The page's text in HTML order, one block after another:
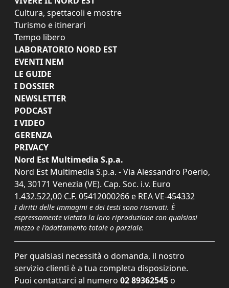
Cultura, spettacoli e mostre
Turismo e itinerari
Tempo libero
LABORATORIO NORD EST
EVENTI NEM
LE GUIDE
I DOSSIER
NEWSLETTER
PODCAST
I VIDEO
GERENZA
PRIVACY
Nord Est Multimedia S.p.a.
Nord Est Multimedia S.p.a. - Via Alessandro Poerio,
34, 30171 Venezia (VE). Cap. Soc. i.v. Euro
1.432.522,00 C.F. 05412000266 e REA VE-454332
I diritti delle immagini e dei testi sono riservati. È
espressamente vietata la loro riproduzione con qualsiasi
mezzo e l'adattamento totale o parziale.
Per qualsiasi necessità o domanda, il nostro
servizio clienti è a tua completa disposizione.
Puoi contattarci al numero 02 89362545 o